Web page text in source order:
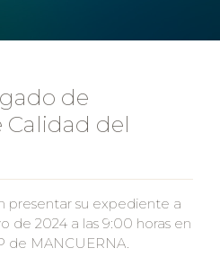
de
Calidad del
presentar su expediente a
de 2024 a las 9:00 horas en
de MANCUERNA.